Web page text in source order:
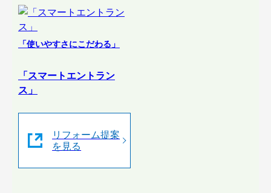
「使いやすさにこだわる」
「スマートエントラン
ス」
リフォーム提案
を見る